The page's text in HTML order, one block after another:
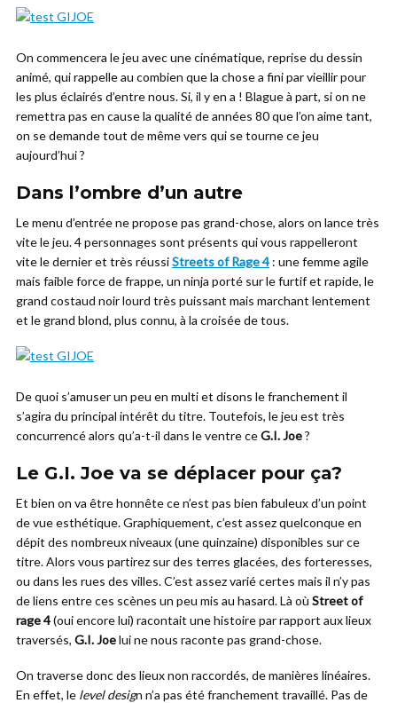
On commencera le jeu avec une cinématique, reprise du dessin
animé, qui rappelle au combien que la chose a fini par vieillir pour
les plus éclairés d’entre nous. Si, il y en a ! Blague à part, si on ne
remettra pas en cause la qualité de années 80 que l’on aime tant,
on se demande tout de même vers qui se tourne ce jeu
aujourd’hui ?
Dans l’ombre d’un autre
Le menu d’entrée ne propose pas grand-chose, alors on lance très
vite le jeu. 4 personnages sont présents qui vous rappelleront
vite le dernier et très réussiStreets of Rage 4 : une femme agile
mais faible force de frappe, un ninja porté sur le furtif et rapide, le
grand costaud noir lourd très puissant mais marchant lentement
et le grand blond, plus connu, à la croisée de tous.
De quoi s’amuser un peu en multi et disons le franchement il
s’agira du principal intérêt du titre. Toutefois, le jeu est très
concurrencé alors qu’a-t-il dans le ventre ceG.I. Joe?
Le G.I. Joe va se déplacer pour ça?
Et bien on va être honnête ce n’est pas bien fabuleux d’un point
de vue esthétique. Graphiquement, c’est assez quelconque en
dépit des nombreux niveaux (une quinzaine) disponibles sur ce
titre. Alors vous partirez sur des terres glacées, des forteresses,
ou dans les rues des villes. C’est assez varié certes mais il n’y pas
de liens entre ces scènes un peu mis au hasard. Là où Street of
rage 4(oui encore lui) racontait une histoire par rapport aux lieux
traversés, G.I. Joelui ne nous raconte pas grand-chose.
On traverse donc des lieux non raccordés, de manières linéaires.
En effet, le level design n’a pas été franchement travaillé. Pas de